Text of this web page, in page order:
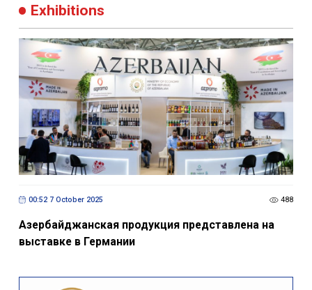
Exhibitions
00:52 7 October 2025 488
Азербайджанская продукция представлена на
выставке в Германии